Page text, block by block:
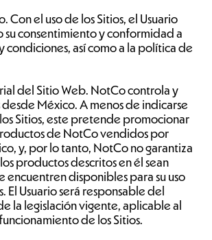
Con el uso de los Sitios, el Usuario
su consentimiento y conformidad a
condiciones, así como a la política de
del Sitio Web. NotCo controla y
México. A menos de indicarse
Sitios, este pretende promocionar
de NotCo vendidos por
y, por lo tanto, NotCo no garantiza
productos descritos en él sean
encuentren disponibles para su uso
El Usuario será responsable del
la legislación vigente, aplicable al
de los Sitios.